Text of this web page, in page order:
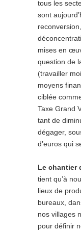
tous les
sont
mises en
question de
(travailler
moyens
ciblée
Taxe Grand
tant de
dégager,
d’euros qui
Le chantier
tient qu’à
lieux de
bureaux,
nos villages
pour définir